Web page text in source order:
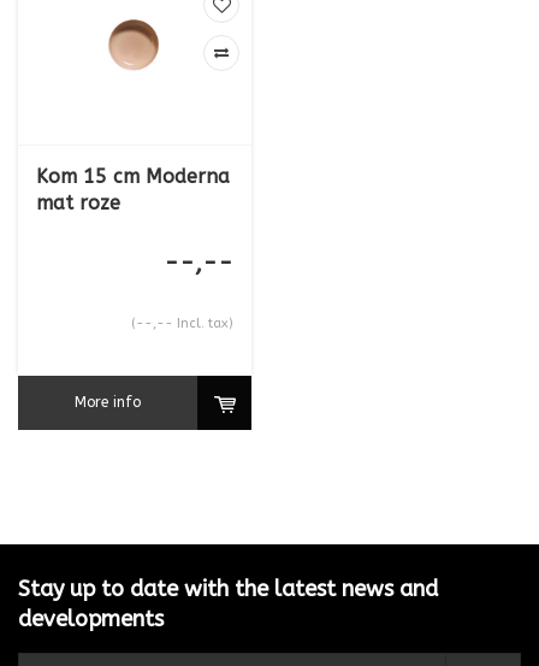
Kom 15 cm Moderna
mat roze
--,--
(--,-- Incl. tax)
More info
Stay up to date with the latest news and
developments